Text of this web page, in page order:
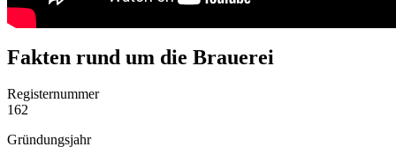
Fakten rund um die Brauerei
Registernummer
162
Gründungsjahr